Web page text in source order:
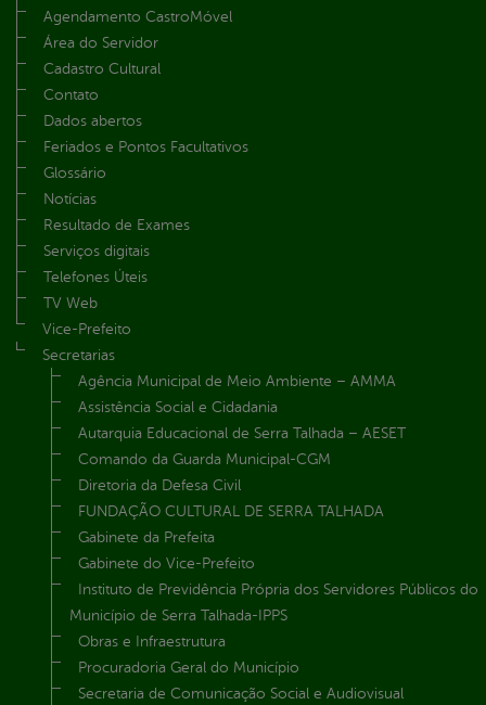
Agendamento CastroMóvel
Área do Servidor
Cadastro Cultural
Contato
Dados abertos
Feriados e Pontos Facultativos
Glossário
Notícias
Resultado de Exames
Serviços digitais
Telefones Úteis
TV Web
Vice-Prefeito
Secretarias
Agência Municipal de Meio Ambiente – AMMA
Assistência Social e Cidadania
Autarquia Educacional de Serra Talhada – AESET
Comando da Guarda Municipal-CGM
Diretoria da Defesa Civil
FUNDAÇÃO CULTURAL DE SERRA TALHADA
Gabinete da Prefeita
Gabinete do Vice-Prefeito
Instituto de Previdência Própria dos Servidores Públicos do
Município de Serra Talhada-IPPS
Obras e Infraestrutura
Procuradoria Geral do Município
Secretaria de Comunicação Social e Audiovisual